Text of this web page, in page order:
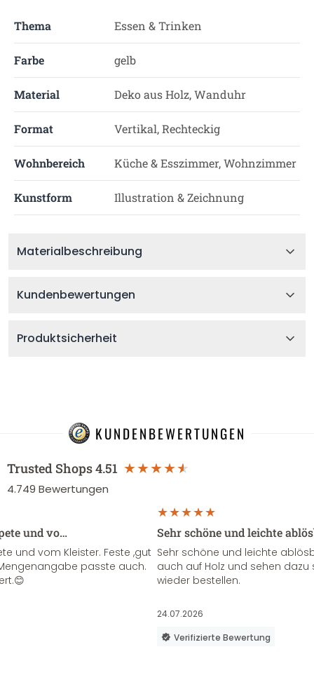
Thema Essen & Trinken
Farbe gelb
Material Deko aus Holz, Wanduhr
Format Vertikal, Rechteckig
Wohnbereich Küche & Esszimmer, Wohnzimmer
Kunstform Illustration & Zeichnung
Materialbeschreibung
Kundenbewertungen
Produktsicherheit
KUNDENBEWERTUNGEN
Trusted Shops4.51
4.749 Bewertungen
und vo…
und vom Kleister. Feste ,gut
passte auch.
Sehr schöne und leichte
Sehr schöne und leichte
auch auf Holz und sehen
wieder bestellen.
24.07.2026
Verifizierte Bewertung